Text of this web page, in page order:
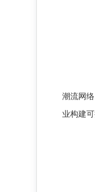
潮流网络
业构建